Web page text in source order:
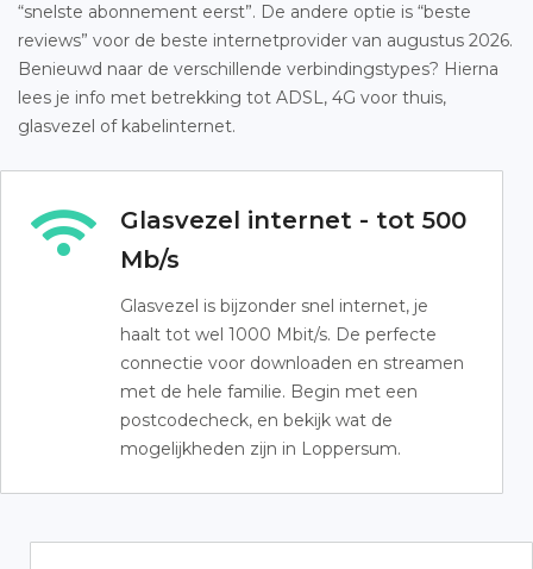
“snelste abonnement eerst”. De andere optie is “beste
reviews” voor de beste internetprovider van augustus 2026.
Benieuwd naar de verschillende verbindingstypes? Hierna
lees je info met betrekking tot ADSL, 4G voor thuis,
glasvezel of kabelinternet.
Glasvezel internet - tot 500
Mb/s
Glasvezel is bijzonder snel internet, je
haalt tot wel 1000 Mbit/s. De perfecte
connectie voor downloaden en streamen
met de hele familie. Begin met een
postcodecheck, en bekijk wat de
mogelijkheden zijn in Loppersum.